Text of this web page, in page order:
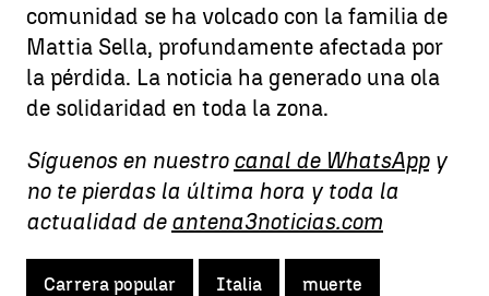
comunidad se ha volcado con la familia de
Mattia Sella, profundamente afectada por
la pérdida. La noticia ha generado una ola
de solidaridad en toda la zona.
Síguenos en nuestro canal de WhatsAppy
no te pierdas la última hora y toda la
actualidad de antena3noticias.com
Carrera popular Italia muerte